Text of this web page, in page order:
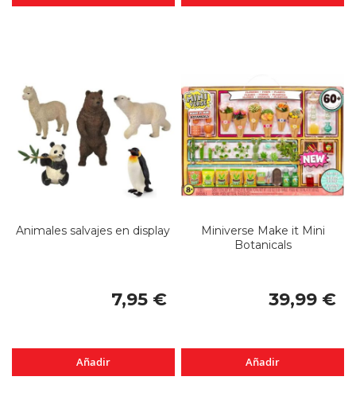
Animales salvajes en display
7,95 €
Añadir
Miniverse Make it Mini
Botanicals
39,99 €
Añadir